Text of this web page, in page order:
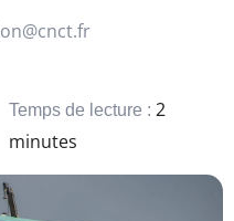
Temps de lecture : 2
minutes